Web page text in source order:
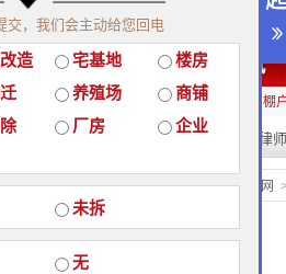
团队 拆迁维权 | 征地维权
厂房拆迁补偿 征地补偿 违章拆迁补偿 棚
热门搜索: 拆迁律师
当前位置： 北京创为律师事务所官网
王丙红
交，我们会主动给您回电
造 宅基地
楼房
养殖场
商铺
厂房
企业
未拆
无